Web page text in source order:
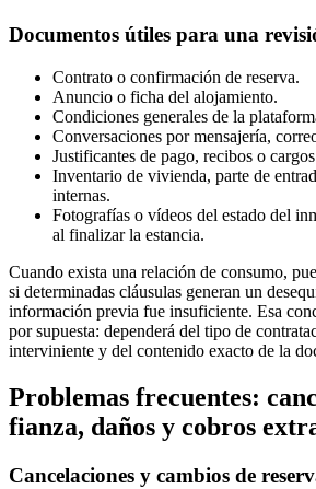
Documentos útiles para una
Contrato o confirmación de reserva.
Anuncio o ficha del alojamiento.
Condiciones generales de la
Conversaciones por mensajería,
Justificantes de pago, recibos o
Inventario de vivienda, parte de
internas.
Fotografías o vídeos del estado del
al finalizar la estancia.
Cuando exista una relación de consumo,
si determinadas cláusulas generan un
información previa fue insuficiente. Esa
por supuesta: dependerá del tipo de
interviniente y del contenido exacto de la
Problemas frecuentes:
fianza, daños y cobros
Cancelaciones y cambios de